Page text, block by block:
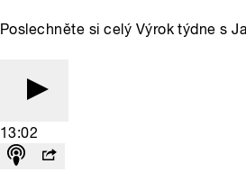
Poslechněte si celý Výrok týdne s
13:02